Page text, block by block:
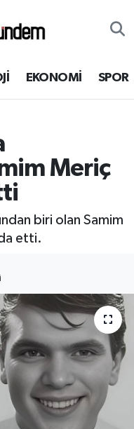
EKONOMİ SPOR
Meriç
biri olan Samim
etti.